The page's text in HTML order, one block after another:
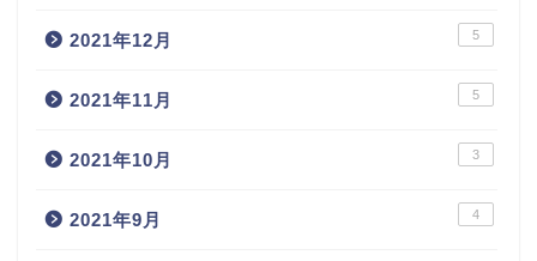
2021年12月 5
2021年11月 5
2021年10月 3
2021年9月 4